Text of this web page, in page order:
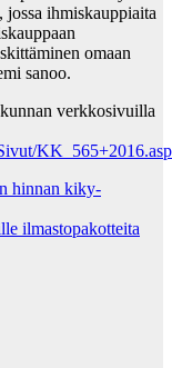
ihmiskauppiaita
omaan
sanoo.
verkkosivuilla
hinnan kiky-
ilmastopakotteita